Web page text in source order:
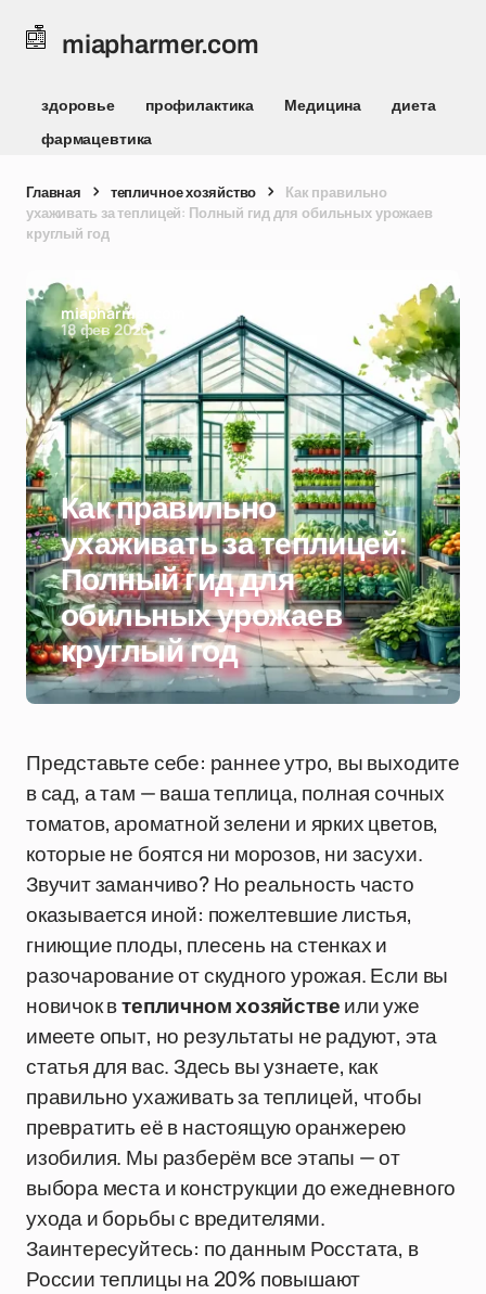
miapharmer.com
здоровье профилактика Медицина
диета
фармацевтика
Главная тепличное хозяйство
Как правильно
ухаживать за теплицей: Полный гид для обильных урожаев
круглый год
miapharmer.com
18 фев 2026
Как правильно
ухаживать за теплицей:
Полный гид для
обильных урожаев
круглый год
Представьте себе: раннее утро, вы выходите
в сад, а там — ваша теплица, полная сочных
томатов, ароматной зелени и ярких цветов,
которые не боятся ни морозов, ни засухи.
Звучит заманчиво? Но реальность часто
оказывается иной: пожелтевшие листья,
гниющие плоды, плесень на стенках и
разочарование от скудного урожая. Если вы
новичок втепличном хозяйствеили уже
имеете опыт, но результаты не радуют, эта
статья для вас. Здесь вы узнаете, как
правильно ухаживать за теплицей, чтобы
превратить её в настоящую оранжерею
изобилия. Мы разберём все этапы — от
выбора места и конструкции до ежедневного
ухода и борьбы с вредителями.
Заинтересуйтесь: по данным Росстата, в
России теплицы на 20% повышают